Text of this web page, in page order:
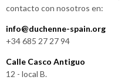
contacto con nosotros en:
info@duchenne-spain.org
+34 685 27 27 94
Calle Casco Antiguo
12 - local B.